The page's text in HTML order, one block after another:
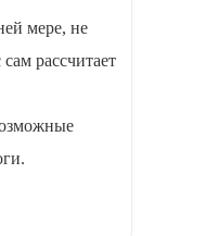
мере, не
рассчитает